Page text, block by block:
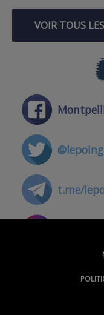
VOIR TOUS
t.me/